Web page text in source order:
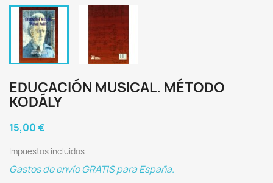
EDUCACIÓN MUSICAL. MÉTODO
KODÁLY
15,00 €
Impuestos incluidos
Gastos de envío GRATIS para España.